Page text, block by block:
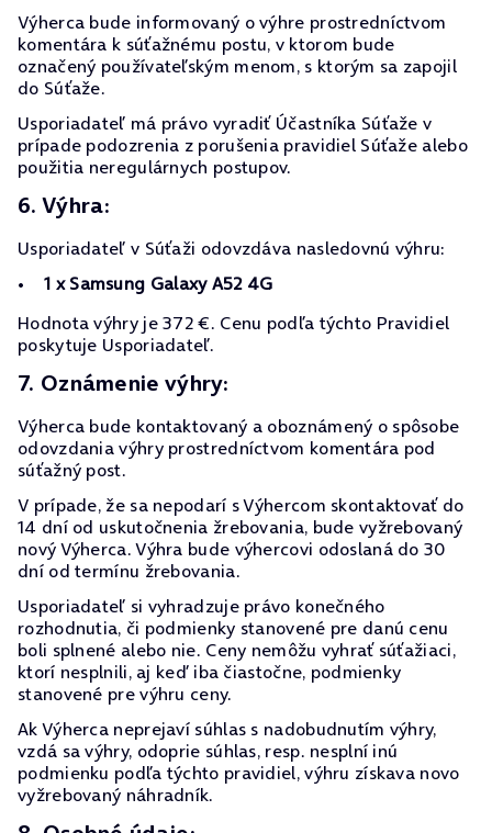
Výherca bude informovaný o výhre prostredníctvom
komentára k súťažnému postu, v ktorom bude
označený používateľským menom, s ktorým sa zapojil
do Súťaže.
Usporiadateľ má právo vyradiť Účastníka Súťaže v
prípade podozrenia z porušenia pravidiel Súťaže alebo
použitia neregulárnych postupov.
6. Výhra:
Usporiadateľ v Súťaži odovzdáva nasledovnú výhru:
1 x Samsung Galaxy A52 4G
Hodnota výhry je 372 €. Cenu podľa týchto Pravidiel
poskytuje Usporiadateľ.
7. Oznámenie výhry:
Výherca bude kontaktovaný a oboznámený o spôsobe
odovzdania výhry prostredníctvom komentára pod
súťažný post.
V prípade, že sa nepodarí s Výhercom skontaktovať do
14 dní od uskutočnenia žrebovania, bude vyžrebovaný
nový Výherca. Výhra bude výhercovi odoslaná do 30
dní od termínu žrebovania.
Usporiadateľ si vyhradzuje právo konečného
rozhodnutia, či podmienky stanovené pre danú cenu
boli splnené alebo nie. Ceny nemôžu vyhrať súťažiaci,
ktorí nesplnili, aj keď iba čiastočne, podmienky
stanovené pre výhru ceny.
Ak Výherca neprejaví súhlas s nadobudnutím výhry,
vzdá sa výhry, odoprie súhlas, resp. nesplní inú
podmienku podľa týchto pravidiel, výhru získava novo
vyžrebovaný náhradník.